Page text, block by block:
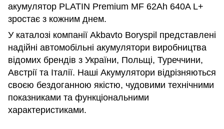
акумулятор PLATIN Premium MF 62Ah 640A L+
зростає з кожним днем.
У каталозі компанії Akbavto Boryspil представлені
надійні автомобільні акумулятори виробництва
відомих брендів з України, Польщі, Туреччини,
Австрії та Італії. Наші Акумулятори відрізняються
своєю бездоганною якістю, чудовими технічними
показниками та функціональними
характеристиками.